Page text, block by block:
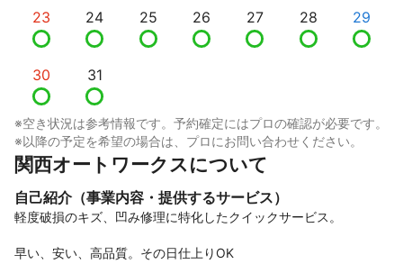
23 24 25 26 27 28 29
30 31
※空き状況は参考情報です。予約確定にはプロの確認が必要です。
※以降の予定を希望の場合は、プロにお問い合わせください。
関西オートワークスについて
自己紹介（事業内容・提供するサービス）
軽度破損のキズ、凹み修理に特化したクイックサービス。
早い、安い、高品質。その日仕上りOK